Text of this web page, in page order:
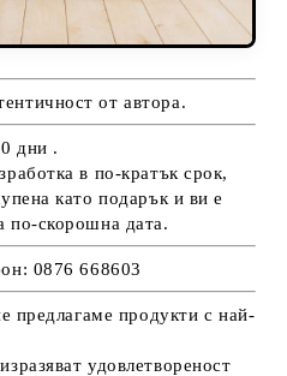
от автора.
дни .
в по-кратък срок,
като подарък и ви е
по-скорошна дата.
0876 668603
предлагаме продукти с най-
удовлетвореност